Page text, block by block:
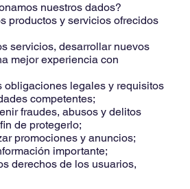
nuestros dados?
productos y servicios ofrecidos
servicios, desarrollar nuevos
mejor experiencia con
obligaciones legales y requisitos
competentes;
fraudes, abusos y delitos
de protegerlo;
promociones y anuncios;
importante;
derechos de los usuarios,